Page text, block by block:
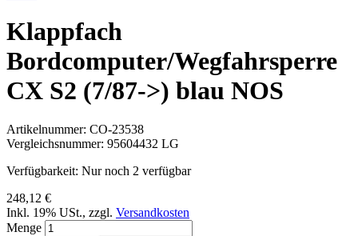
Klappfach
Bordcomputer/Wegfahrsperre
CX S2 (7/87->) blau NOS
Artikelnummer: CO-23538
Vergleichsnummer: 95604432 LG
Verfügbarkeit: Nur noch 2 verfügbar
248,12 €
Inkl. 19% USt., zzgl. Versandkosten
Menge